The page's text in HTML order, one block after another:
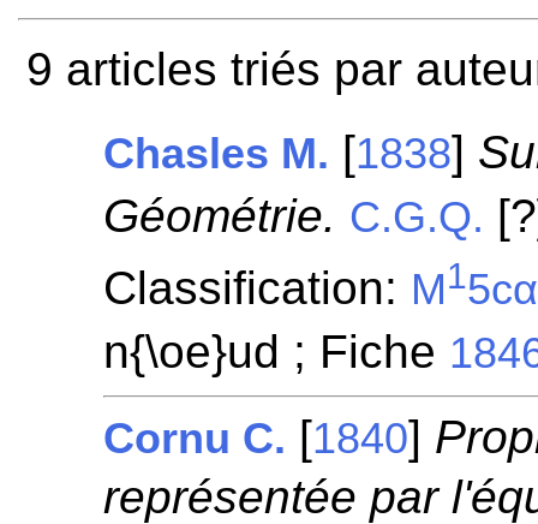
9 articles triés par
Chasles M. [1838]
Géométrie. C.G.Q.
Classification: M15cα
n{\oe}ud ; Fiche
Cornu C. [1840]
représentée par